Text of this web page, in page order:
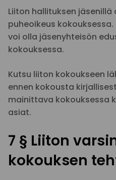
Liiton hallituksen
puheoikeus
voi olla jäsenyhteisön
kokouksessa.
Kutsu liiton kokoukseen
ennen kokousta
mainittava kokouksessa
asiat.
7 § Liiton
kokouksen